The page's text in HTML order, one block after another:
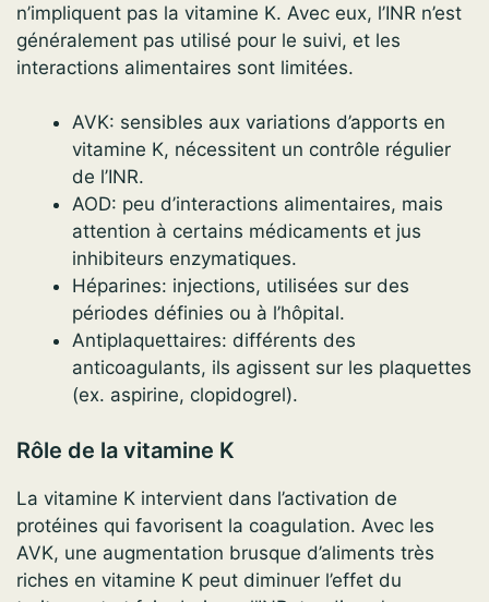
n’impliquent pas la vitamine K. Avec eux, l’INR n’est
généralement pas utilisé pour le suivi, et les
interactions alimentaires sont limitées.
AVK: sensibles aux variations d’apports en
vitamine K, nécessitent un contrôle régulier
de l’INR.
AOD: peu d’interactions alimentaires, mais
attention à certains médicaments et jus
inhibiteurs enzymatiques.
Héparines: injections, utilisées sur des
périodes définies ou à l’hôpital.
Antiplaquettaires: différents des
anticoagulants, ils agissent sur les plaquettes
(ex. aspirine, clopidogrel).
Rôle de la vitamine K
La vitamine K intervient dans l’activation de
protéines qui favorisent la coagulation. Avec les
AVK, une augmentation brusque d’aliments très
riches en vitamine K peut diminuer l’effet du